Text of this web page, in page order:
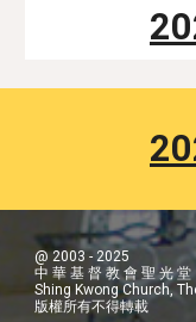
@ 2003 - 2025
中 華 基 督 教 會 聖 光 堂
Shing Kwong Church,
版權所有不得轉載